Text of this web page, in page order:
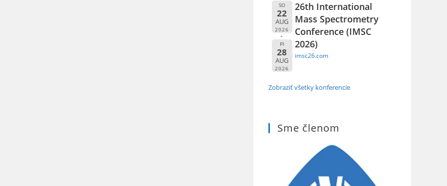
SO
22
AUG
2026
PI
28
AUG
2026
26th International
Mass Spectrometry
Conference (IMSC
2026)
imsc26.com
Zobraziť všetky konferencie
Sme členom